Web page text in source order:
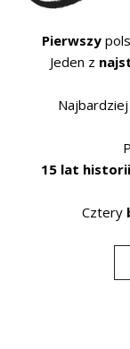
Pierwszy
Jeden z
Najbardziej
15 lat historii
Cztery